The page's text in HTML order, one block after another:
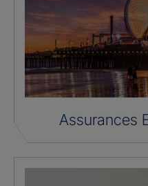
Assurances